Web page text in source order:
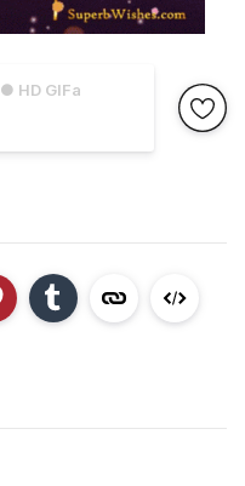
● HD GIFa